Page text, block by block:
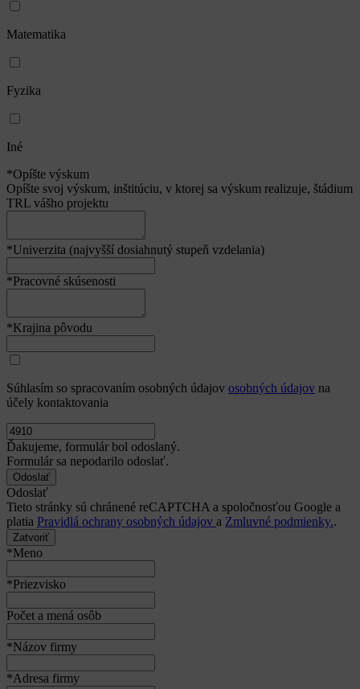
Matematika
Fyzika
Iné
*Opíšte výskum
Opíšte svoj výskum, inštitúciu, v ktorej sa výskum realizuje, štádium
TRL vášho projektu
*Univerzita (najvyšší dosiahnutý stupeň vzdelania)
*Pracovné skúsenosti
*Krajina pôvodu
Súhlasím so spracovaním osobných údajov osobných údajov na
účely kontaktovania
Ďakujeme, formulár bol odoslaný.
Formulár sa nepodarilo odoslať.
Odoslať
Tieto stránky sú chránené reCAPTCHA a spoločnosťou Google a
platia Pravidlá ochrany osobných údajov a Zmluvné podmienky..
Zatvoriť
*Meno
*Priezvisko
Počet a mená osôb
*Názov firmy
*Adresa firmy